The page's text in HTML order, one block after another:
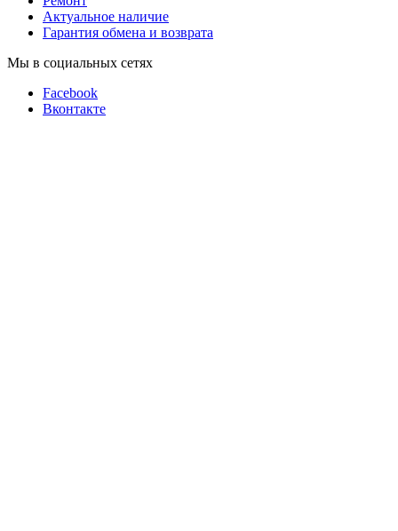
Актуальное наличие
Гарантия обмена и возврата
Мы в социальных сетях
Facebook
Вконтакте